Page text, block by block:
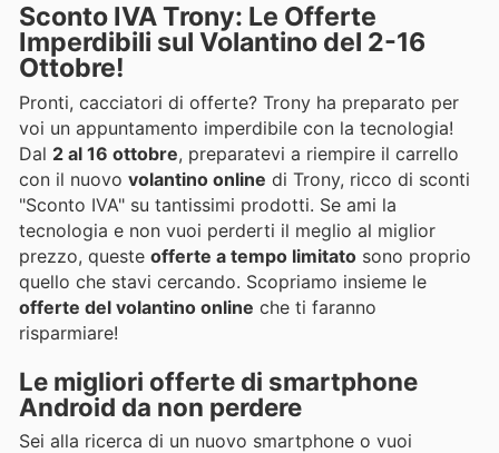
Sconto IVA Trony: Le Offerte
Imperdibili sul Volantino del 2-16
Ottobre!
Pronti, cacciatori di offerte? Trony ha preparato per
voi un appuntamento imperdibile con la tecnologia!
Dal 2 al 16 ottobre, preparatevi a riempire il carrello
con il nuovo volantino online di Trony, ricco di sconti
"Sconto IVA" su tantissimi prodotti. Se ami la
tecnologia e non vuoi perderti il meglio al miglior
prezzo, queste offerte a tempo limitato sono proprio
quello che stavi cercando. Scopriamo insieme le
offerte del volantino online che ti faranno
risparmiare!
Le migliori offerte di smartphone
Android da non perdere
Sei alla ricerca di un nuovo smartphone o vuoi